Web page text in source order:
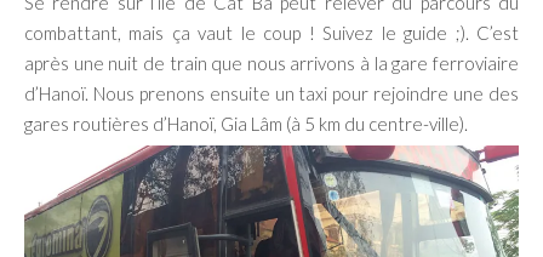
combattant, mais ça vaut le coup ! Suivez le guide ;). C’est
après une nuit de train que nous arrivons à la gare ferroviaire
d’Hanoï. Nous prenons ensuite un taxi pour rejoindre une des
gares routières d’Hanoï, Gia Lâm (à 5 km du centre-ville).